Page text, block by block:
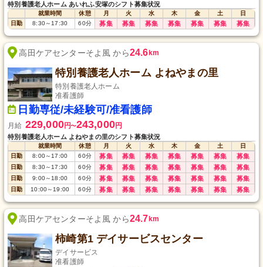
特別養護老人ホーム あいれふ安塚のシフト募集状況
就業時間 休憩 月 火 水 木 金 土
日
日勤
8:30～17:30 60分 募集 募集 募集 募集 募集 募集 募集
高田ケアセンターそよ風 から24.6km
特別養護老人ホーム よねやまの里
特別養護老人ホーム
准看護師
日勤専従/未経験可/准看護師
月給 229,000円〜243,000円
特別養護老人ホーム よねやまの里のシフト募集状況
就業時間 休憩 月 火 水 木 金 土
日
日勤
8:00～17:00 60分 募集 募集 募集 募集 募集 募集 募集
日勤 8:30～17:30 60分 募集 募集 募集 募集 募集 募集 募集
日勤 9:00～18:00 60分 募集 募集 募集 募集 募集 募集 募集
日勤 10:00～19:00 60分 募集 募集 募集 募集 募集 募集 募集
高田ケアセンターそよ風 から24.7km
柿崎第1 デイサービスセンター
デイサービス
准看護師